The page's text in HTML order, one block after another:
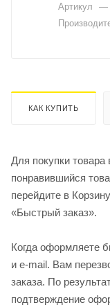
Артикул —
КАК КУПИТЬ
Для покупки
понравившийся
перейдите в
«Быстрый заказ».
Когда оформляете
и e-mail. Вам
заказа. По
подтверждение